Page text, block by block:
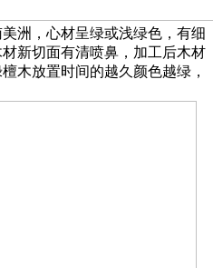
洲，心材呈绿或浅绿色，有细
新切面有清喷鼻，加工后木材
木放置时间的越久颜色越绿，